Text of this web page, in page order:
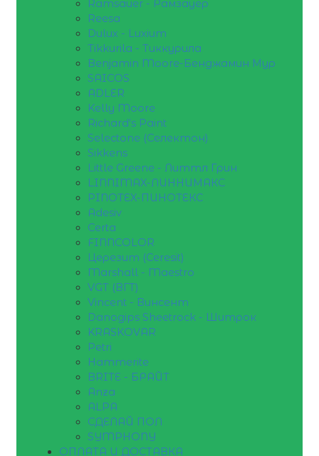
Ramsauer - Рамзауер
Reesa
Dulux - Luxium
Tikkurila - Тиккурила
Benjamin Moore-Бенджамин Мур
SAICOS
ADLER
Kelly Moore
Richard's Paint
Selectone (Селектон)
Sikkens
Little Greene - Литтл Грин
LINNIMAX-ЛИННИМАКС
PINOTEX-ПИНОТЕКС
Adesiv
Certa
FINNCOLOR
Церезит (Ceresit)
Marshall - Maestro
VGT (ВГТ)
Vincent - Винсент
Danogips Sheetrock - Шитрок
KRASKOVAR
Petri
Hammerite
BRITE - БРАЙТ
Anza
ALPA
СДЕЛАЙ ПОЛ
SYMPHONY
ОПЛАТА И ДОСТАВКА